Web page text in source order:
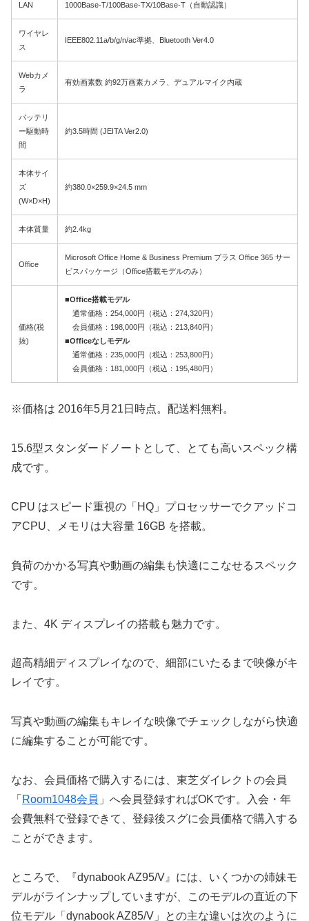
LAN 1000Base-T/100Base-TX/10Base-T（自動認識）
ワイヤレ
ス
IEEE802.11a/b/g/n/ac準拠、Bluetooth Ver4.0
Webカメ
ラ
有効画素数 約92万画素カメラ、デュアルマイク内蔵
バッテリ
ー駆動時
間
約3.5時間 (JEITA Ver2.0)
本体サイ
ズ
(W×D×H)
約380.0×259.9×24.5 mm
本体質量 約2.4kg
Office
Microsoft Office Home & Business Premium プラス Office 365 サー
ビスパッケージ（Office搭載モデルのみ）
価格(税
抜)
■Office搭載モデル
通常価格：254,000円（税込：274,320円）
会員価格：198,000円（税込：213,840円）
■Officeなしモデル
通常価格：235,000円（税込：253,800円）
会員価格：181,000円（税込：195,480円）
※価格は 2016年5月21日時点。配送料無料。
15.6型スタンダードノートとして、とても高いスペック構
成です。
CPU はスピード重視の「HQ」プロセッサーでクアッドコ
アCPU、メモリは大容量 16GB を搭載。
負荷のかかる写真や動画の編集も快適にこなせるスペック
です。
また、4K ディスプレイの搭載も魅力です。
超高精細ディスプレイなので、細部にいたるまで映像がキ
レイです。
写真や動画の編集もキレイな映像でチェックしながら快適
に編集することが可能です。
なお、会員価格で購入するには、東芝ダイレクトの会員
「 Room1048会員 」へ会員登録すればOKです。入会・年
会費無料で登録できて、登録後スグに会員価格で購入する
ことができます。
ところで、『dynabook AZ95/V』には、いくつかの姉妹モ
デルがラインナップしていますが、このモデルの直近の下
位モデル「dynabook AZ85/V」との主な違いは次のように